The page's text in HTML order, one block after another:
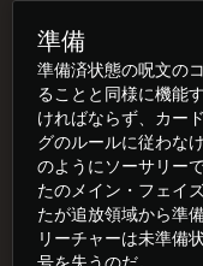
準備
準備済状態の呪文の
ることと同様に機能
ければならず、カー
グのルールに従わな
のようにソーサリー
たのメイン・フェイ
たが追放領域から準
リーチャーは未準備
号を失うのだ。